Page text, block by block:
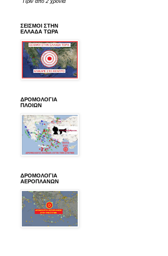
ΣΕΙΣΜΟΙ ΣΤΗΝ
ΕΛΛΑΔΑ ΤΩΡΑ
ΔΡΟΜΟΛΟΓΙΑ
ΠΛΟΙΩΝ
ΔΡΟΜΟΛΟΓΙΑ
ΑΕΡΟΠΛΑΝΩΝ